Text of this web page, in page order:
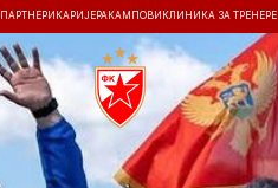
ПАРТНЕРИ КАРИЈЕРА КАМПОВИ КЛИНИКА ЗА ТРЕНЕРЕ